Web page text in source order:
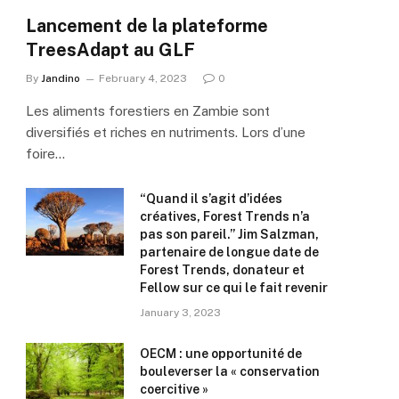
Lancement de la plateforme
TreesAdapt au GLF
By Jandino February 4, 2023 0
Les aliments forestiers en Zambie sont
diversifiés et riches en nutriments. Lors d’une
foire…
“Quand il s’agit d’idées
créatives, Forest Trends n’a
pas son pareil.” Jim Salzman,
partenaire de longue date de
Forest Trends, donateur et
Fellow sur ce qui le fait revenir
January 3, 2023
OECM : une opportunité de
bouleverser la « conservation
coercitive »